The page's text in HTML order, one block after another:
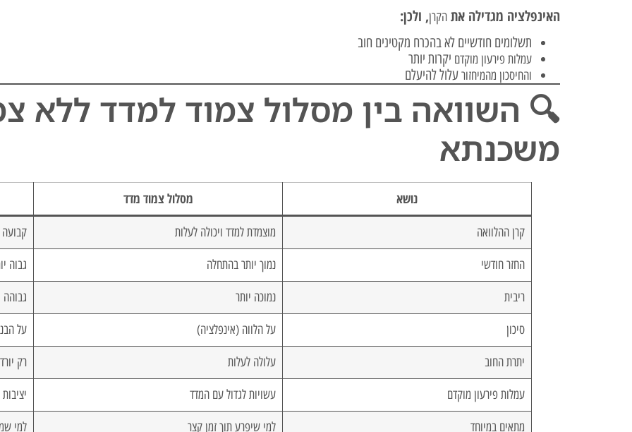
האינפלציה מגדילה את הקרן, ולכן:
תשלומים חודשיים לא בהכרח מקטינים חוב
עמלות פירעון מוקדם יקרות יותר
והחיסכון מהמיחזורעלול להיעלם
🔍 השוואה בין מסלול צמוד למדד ללא
משכנתא
נושא מסלול צמוד מדד
קרן ההלוואה מוצמדת למדד ויכולה לעלות קבועה
החזר חודשי נמוך יותר בהתחלה גבוה
ריבית נמוכה יותר גבוהה
סיכון על הלווה (אינפלציה) על
יתרת החוב עלולה לעלות רק
עמלות פירעון מוקדם עשויות לגדול עם המדד
מתאים במיוחד למי שיפרע תוך זמן קצר למי